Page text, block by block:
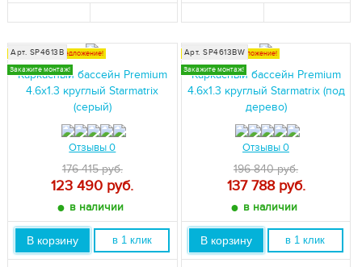
Специальное предложение!
Закажите монтаж!
Арт. SP4613B
Каркасный бассейн Premium
4.6x1.3 круглый Starmatrix
(серый)
Отзывы 0
176 415 руб.
123 490 руб.
● в наличии
В корзину в 1 клик
Специальное предложение!
Закажите монтаж!
Арт. SP4613BW
Каркасный бассейн Premium
4.6x1.3 круглый Starmatrix (под
дерево)
Отзывы 0
196 840 руб.
137 788руб.
● в наличии
В корзину в 1 клик